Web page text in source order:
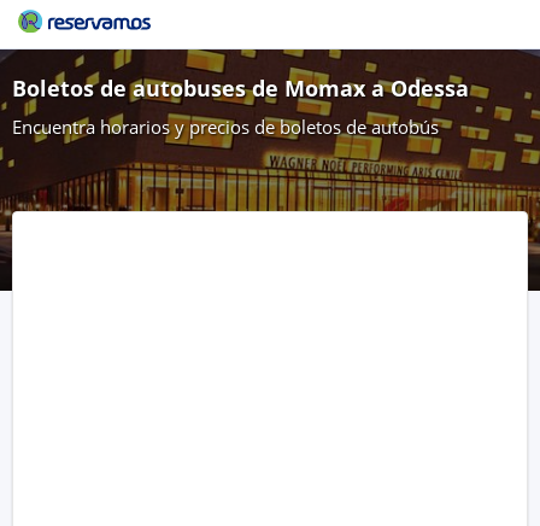
Boletos de autobuses de Momax a Odessa
Encuentra horarios y precios de boletos de autobús